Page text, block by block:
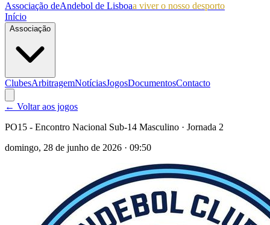
Associação deAndebol de Lisboaa viver o nosso desporto
Início
Associação
ClubesArbitragemNotíciasJogosDocumentosContacto
← Voltar aos jogos
PO15 - Encontro Nacional Sub-14 Masculino · Jornada 2
domingo, 28 de junho de 2026 · 09:50